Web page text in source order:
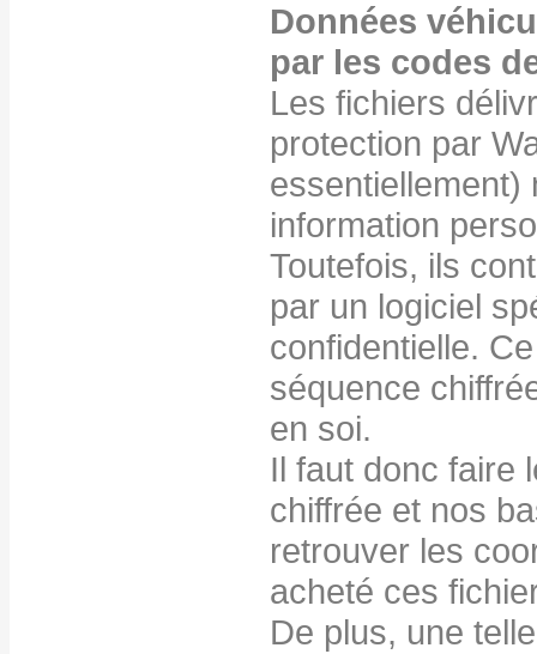
Données
par les codes
Les fichiers
protection par
essentiellement)
information
Toutefois, ils
par un logiciel
confidentielle.
séquence
en soi.
Il faut donc faire
chiffrée et nos
retrouver les
acheté ces
De plus, une